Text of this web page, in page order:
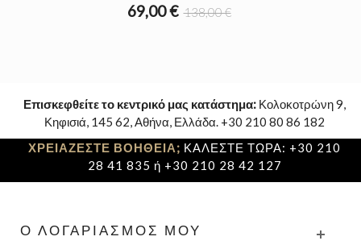
69,00 € 138,00 €
Επισκεφθείτε το κεντρικό μας κατάστημα: Κολοκοτρώνη 9,
Κηφισιά, 145 62, Αθήνα, Ελλάδα. +30 210 80 86 182
ΧΡΕΙΑΖΕΣΤΕ ΒΟΗΘΕΙΑ; ΚΑΛΕΣΤΕ ΤΩΡΑ: +30 210
28 41 835 ή +30 210 28 42 127
Ο ΛΟΓΑΡΙΑΣΜΌΣ ΜΟΥ